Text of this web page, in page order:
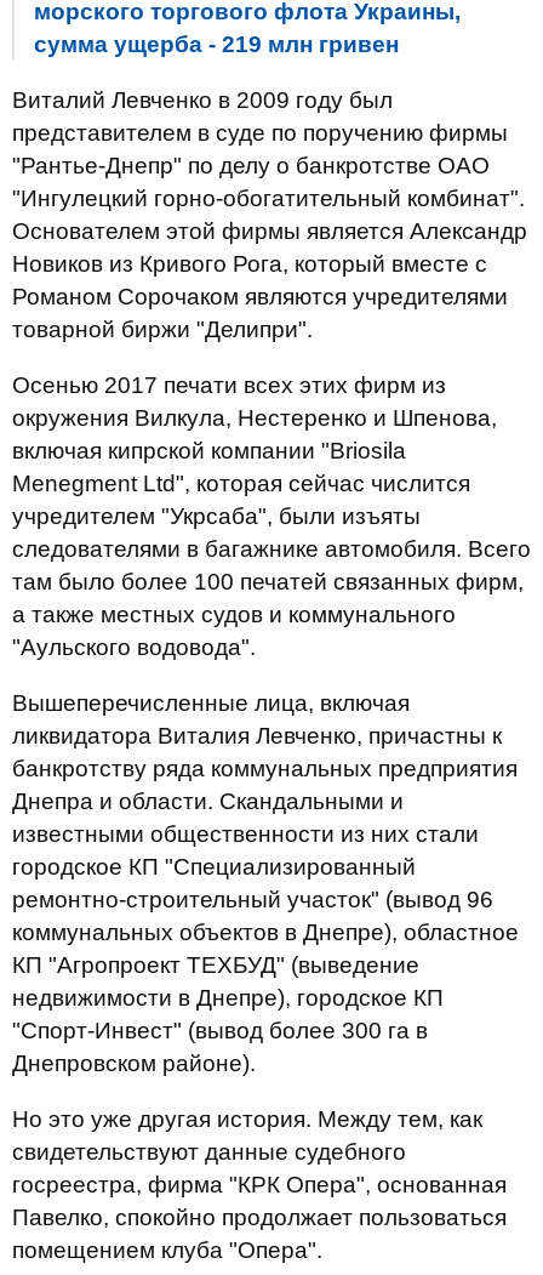
морского торгового флота Украины,
сумма ущерба - 219 млн гривен
Виталий Левченко в 2009 году был
представителем в суде по поручению фирмы
"Рантье-Днепр" по делу о банкротстве ОАО
"Ингулецкий горно-обогатительный комбинат".
Основателем этой фирмы является Александр
Новиков из Кривого Рога, который вместе с
Романом Сорочаком являются учредителями
товарной биржи "Делипри".
Осенью 2017 печати всех этих фирм из
окружения Вилкула, Нестеренко и Шпенова,
включая кипрской компании "Briosila
Menegment Ltd", которая сейчас числится
учредителем "Укрсаба", были изъяты
следователями в багажнике автомобиля. Всего
там было более 100 печатей связанных фирм,
а также местных судов и коммунального
"Аульского водовода".
Вышеперечисленные лица, включая
ликвидатора Виталия Левченко, причастны к
банкротству ряда коммунальных предприятия
Днепра и области. Скандальными и
известными общественности из них стали
городское КП "Специализированный
ремонтно-строительный участок" (вывод 96
коммунальных объектов в Днепре), областное
КП "Агропроект ТЕХБУД" (выведение
недвижимости в Днепре), городское КП
"Спорт-Инвест" (вывод более 300 га в
Днепровском районе).
Но это уже другая история. Между тем, как
свидетельствуют данные судебного
госреестра, фирма "КРК Опера", основанная
Павелко, спокойно продолжает пользоваться
помещением клуба "Опера".